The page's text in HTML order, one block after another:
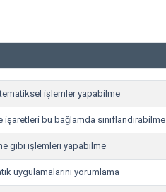
işlemler yapabilme
bu bağlamda sınıflandırabilme
gibi işlemleri yapabilme
uygulamalarını yorumlama